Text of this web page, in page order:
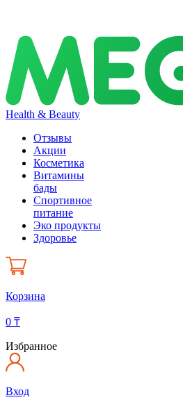
Health & Beauty
Отзывы
Акции
Косметика
Витамины
бады
Спортивное
питание
Эко продукты
Здоровье
Корзина
0 ₸
Избранное
Вход